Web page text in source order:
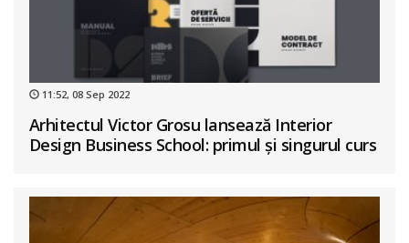
11:52, 08 Sep 2022
Arhitectul Victor Grosu lansează Interior
Design Business School: primul și singurul curs